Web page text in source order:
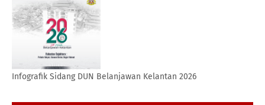
Infografik Sidang DUN Belanjawan Kelantan 2026